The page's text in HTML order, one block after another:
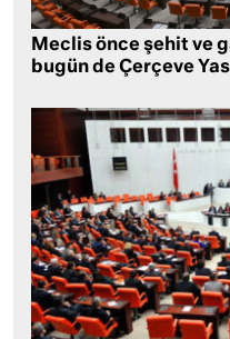
Meclis önce şehit ve
bugün de Çerçeve